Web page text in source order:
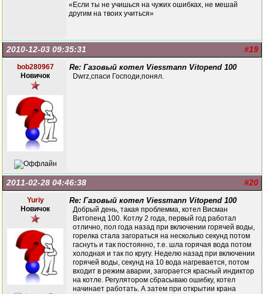
«Если ты не учишься на чужих ошибках, не мешай
другим на твоих учиться»
#19
2010-12-03 09:35:31
bob280967
Новичок
Re: Газовый котел Viessmann Vitopend 100
Dwrz,спаси Господи,понял.
#20
2011-02-28 04:46:38
Yuriy
Новичок
Re: Газовый котел Viessmann Vitopend 100
Добрый день, такая проблемма, котел Висман
Витопенд 100. Котлу 2 года, первый год работал
отлично, пол года назад при включении горячей воды,
горелка стала загораться на несколько секунд потом
гаснуть и так постоянно, т.е. шла горячая вода потом
холодная и так по кругу. Неделю назад при включении
горячей воды, секунд на 10 вода нагревается, потом
входит в режим аварии, загорается красный индиктор
на котле. Регулятором сбрасываю ошибку, котел
начинает работать. А затем при открытии крана